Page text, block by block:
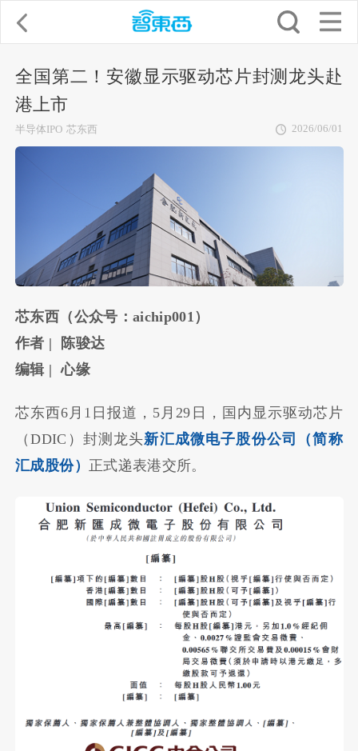
全国第二！安徽显示驱动芯片封测龙头赴
港上市
半导体IPO 芯东西 2026/06/01
芯东西（公众号：aichip001）
作者 | 陈骏达
编辑 | 心缘
芯东西6月1日报道，5月29日，国内显示驱动芯片
（DDIC）封测龙头新汇成微电子股份公司（简称
汇成股份） 正式递表港交所。